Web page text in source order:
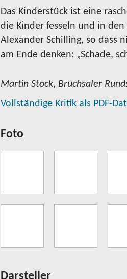
Das Kinderstück ist eine
die Kinder fesseln und in
Alexander Schilling, so dass
am Ende denken: „Schade,
Martin Stock, Bruchsaler
Vollständige Kritik als PDF-
Foto
Darsteller